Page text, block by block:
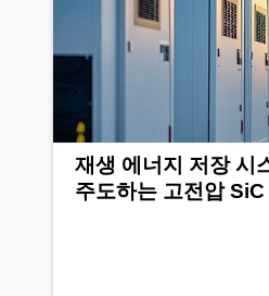
재생 에너지 저장 시
주도하는 고전압